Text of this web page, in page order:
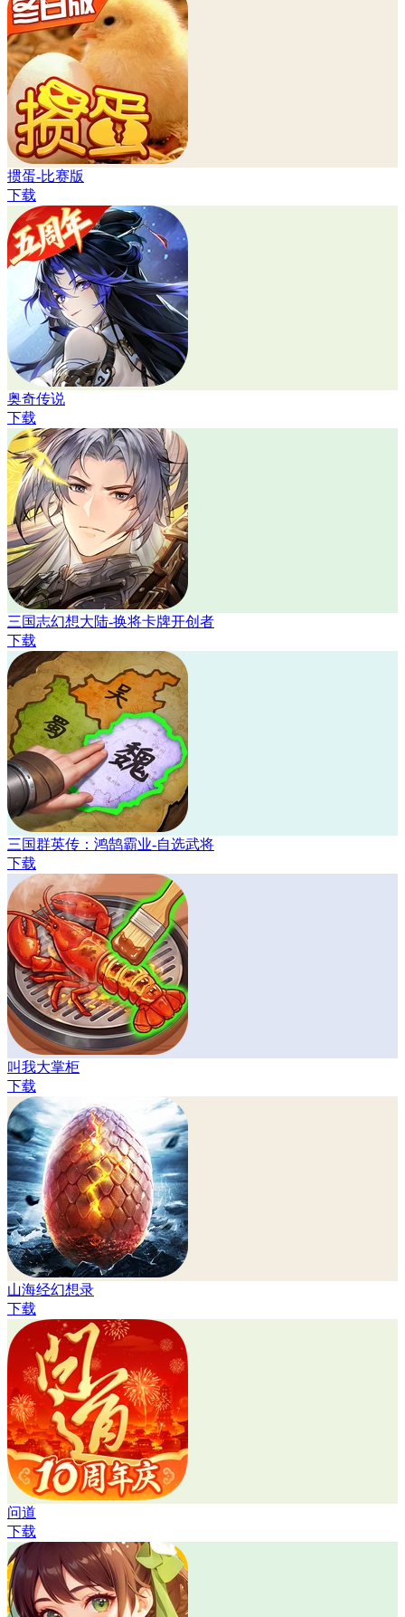
掼蛋-比赛版
下载
奥奇传说
下载
三国志幻想大陆-换将卡牌开创者
下载
三国群英传：鸿鹄霸业-自选武将
下载
叫我大掌柜
下载
山海经幻想录
下载
问道
下载